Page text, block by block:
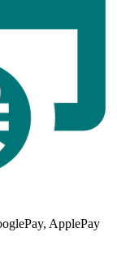
ApplePay